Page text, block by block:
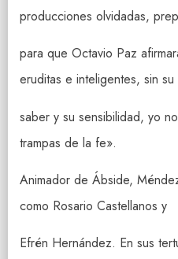
producciones olvidadas,
para que Octavio Paz
eruditas e inteligentes, sin su
saber y su sensibilidad, yo
trampas de la fe».
Animador de Ábside,
como Rosario Castellanos y
Efrén Hernández. En sus